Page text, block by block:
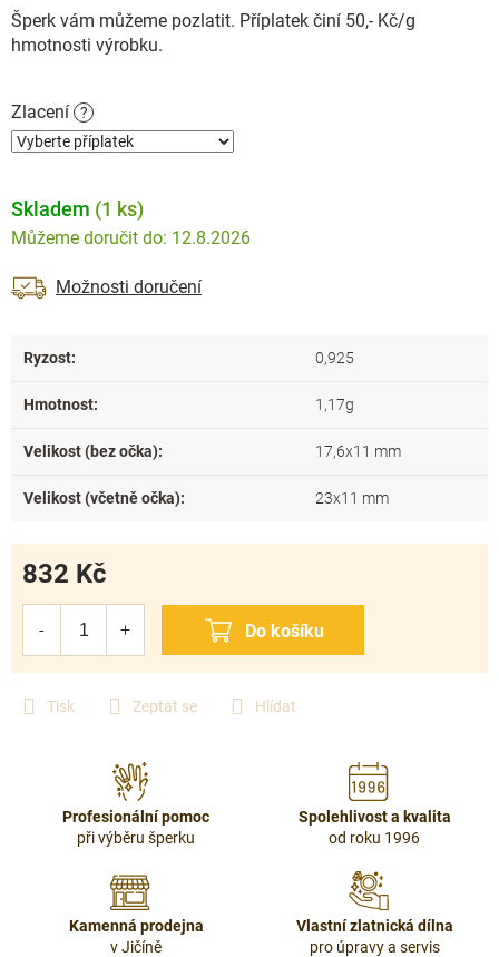
Zlacení ?
Šperk vám můžeme pozlatit. Příplatek činí 50,- Kč/g
hmotnosti výrobku.
Tisk Zeptat se Hlídat
Skladem (1 ks)
12.8.2026
Možnosti doručení
832 Kč
Ryzost: 0,925
Hmotnost: 1,17g
Velikost (bez očka): 17,6x11 mm
Velikost (včetně očka): 23x11 mm
Profesionální pomoc
při výběru šperku
Spolehlivost a kvalita
od roku 1996
Kamenná prodejna
v Jičíně
Vlastní zlatnická dílna
pro úpravy a servis